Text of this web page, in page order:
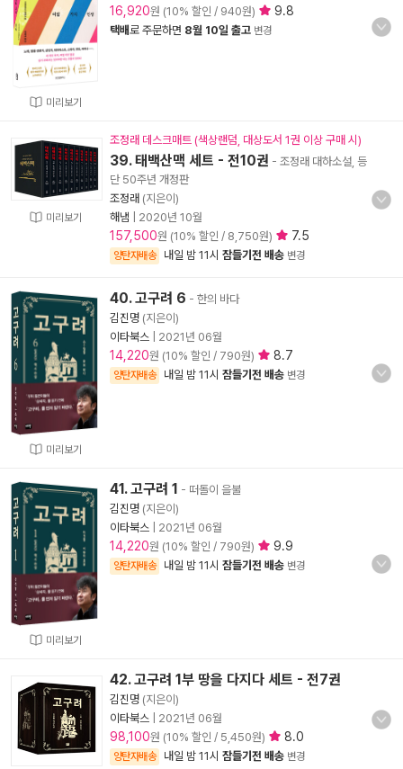
미리보기
16,920원 (10% 할인 / 940원) 9.8
택배로 주문하면 8월 10일 출고 변경
미리보기
조정래 데스크매트 (색상랜덤, 대상도서 1권 이상 구매 시)
39. 태백산맥 세트 - 전10권 - 조정래 대하소설, 등
단 50주년 개정판
조정래 (지은이)
해냄
2020년 10월
157,500원 (10% 할인 / 8,750원) 7.5
양탄자배송 내일 밤 11시 잠들기전 배송 변경
미리보기
40. 고구려 6 - 한의 바다
김진명 (지은이)
이타북스
2021년 06월
14,220원 (10% 할인 / 790원) 8.7
양탄자배송 내일 밤 11시 잠들기전 배송 변경
미리보기
41. 고구려 1 - 떠돌이 을불
김진명 (지은이)
이타북스
2021년 06월
14,220원 (10% 할인 / 790원) 9.9
양탄자배송 내일 밤 11시 잠들기전 배송 변경
42. 고구려 1부 땅을 다지다 세트 - 전7권
김진명 (지은이)
이타북스
2021년 06월
98,100원 (10% 할인 / 5,450원) 8.0
양탄자배송 내일 밤 11시 잠들기전 배송 변경